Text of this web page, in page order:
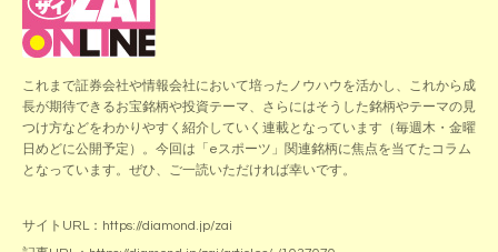
これまで証券会社や情報会社において培ったノウハウを活かし、これから成
長が期待できるお宝銘柄や投資テーマ、さらにはそうした銘柄やテーマの見
つけ方などをわかりやすく紹介していく連載となっています（毎週木・金曜
日めどに公開予定）。今回は「eスポーツ」関連銘柄に焦点を当てたコラム
となっています。ぜひ、ご一読いただければ幸いです。
サイトURL： https://diamond.jp/zai